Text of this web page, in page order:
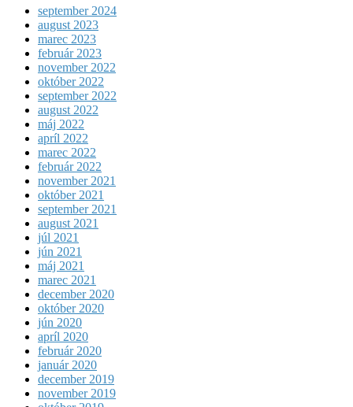
september 2024
august 2023
marec 2023
február 2023
november 2022
október 2022
september 2022
august 2022
máj 2022
apríl 2022
marec 2022
február 2022
november 2021
október 2021
september 2021
august 2021
júl 2021
jún 2021
máj 2021
marec 2021
december 2020
október 2020
jún 2020
apríl 2020
február 2020
január 2020
december 2019
november 2019